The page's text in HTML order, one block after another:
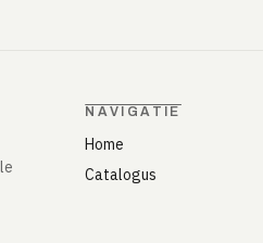
NAVIGATIE
Home
Catalogus